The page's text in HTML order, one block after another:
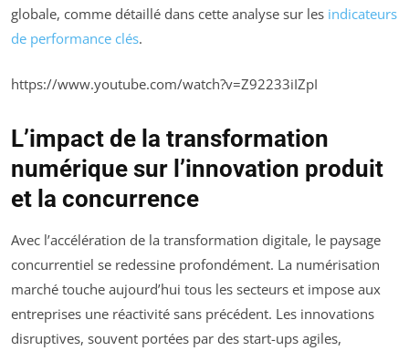
globale, comme détaillé dans cette analyse sur les indicateurs
de performance clés.
https://www.youtube.com/watch?v=Z92233iIZpI
L’impact de la transformation
numérique sur l’innovation produit
et la concurrence
Avec l’accélération de la transformation digitale, le paysage
concurrentiel se redessine profondément. La numérisation
marché touche aujourd’hui tous les secteurs et impose aux
entreprises une réactivité sans précédent. Les innovations
disruptives, souvent portées par des start-ups agiles,